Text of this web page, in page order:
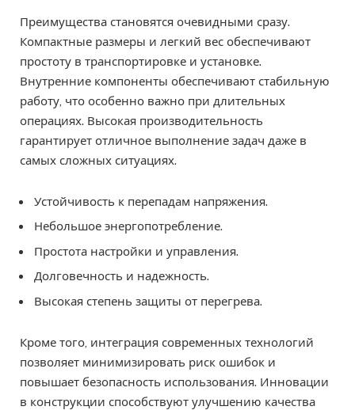
Преимущества становятся очевидными сразу.
Компактные размеры и легкий вес обеспечивают
простоту в транспортировке и установке.
Внутренние компоненты обеспечивают стабильную
работу, что особенно важно при длительных
операциях. Высокая производительность
гарантирует отличное выполнение задач даже в
самых сложных ситуациях.
Устойчивость к перепадам напряжения.
Небольшое энергопотребление.
Простота настройки и управления.
Долговечность и надежность.
Высокая степень защиты от перегрева.
Кроме того, интеграция современных технологий
позволяет минимизировать риск ошибок и
повышает безопасность использования. Инновации
в конструкции способствуют улучшению качества